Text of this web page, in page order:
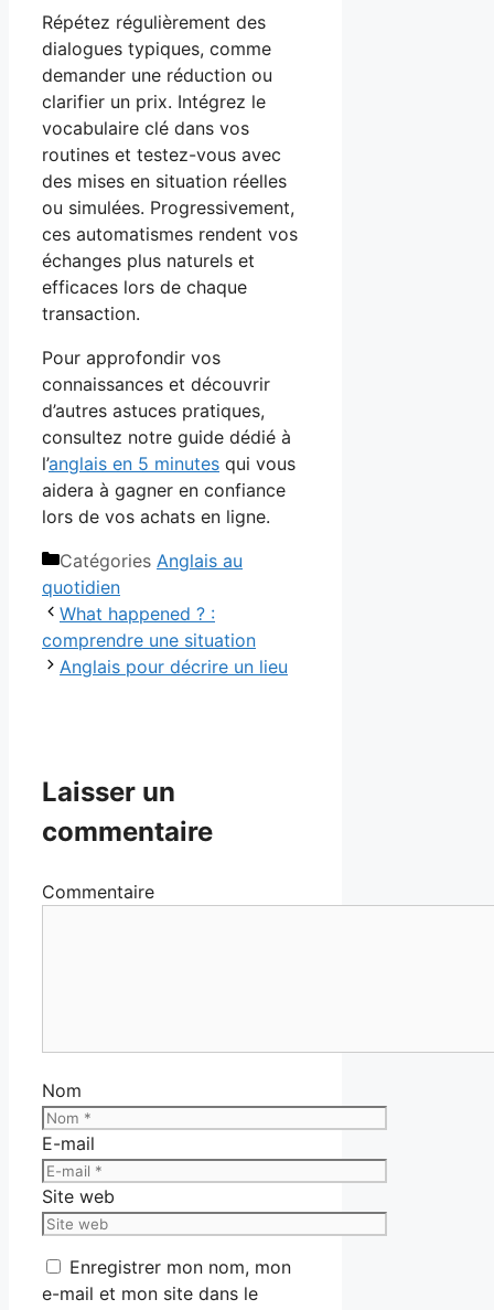
Répétez régulièrement des
dialogues typiques, comme
demander une réduction ou
clarifier un prix. Intégrez le
vocabulaire clé dans vos
routines et testez-vous avec
des mises en situation réelles
ou simulées. Progressivement,
ces automatismes rendent vos
échanges plus naturels et
efficaces lors de chaque
transaction.
Pour approfondir vos
connaissances et découvrir
d’autres astuces pratiques,
consultez notre guide dédié à
l’anglais en 5 minutes qui vous
aidera à gagner en confiance
lors de vos achats en ligne.
Catégories Anglais au
quotidien
What happened ? :
comprendre une situation
Anglais pour décrire un lieu
Laisser un
commentaire
Commentaire
Nom
E-mail
Site web
Enregistrer mon nom, mon
e-mail et mon site dans le